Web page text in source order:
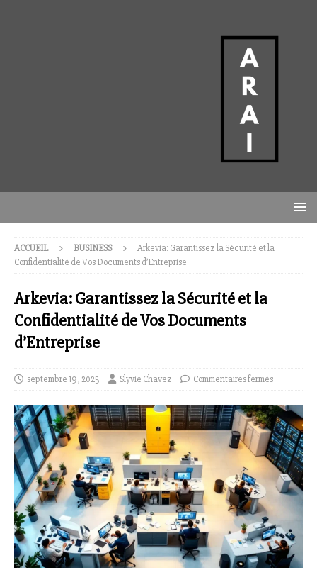
ACCUEIL BUSINESS
Arkevia: Garantissez la Sécurité et la
Confidentialité de Vos Documents d’Entreprise
Arkevia: Garantissez la Sécurité et la
Confidentialité de Vos Documents
d’Entreprise
septembre 19, 2025 Slyvie Chavez Commentaires fermés